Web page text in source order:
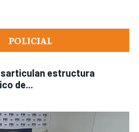
POLICIAL
estructura
de...